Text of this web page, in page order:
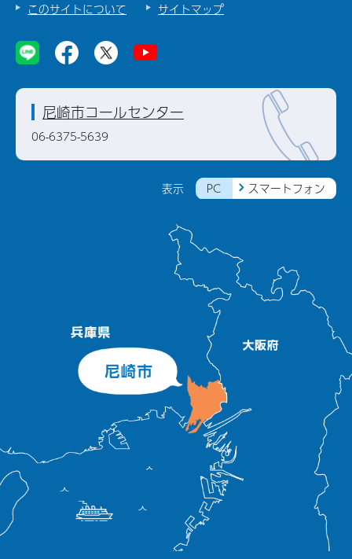
このサイトについて
サイトマップ
表示 PC スマートフォン
尼崎市コールセンター
06-6375-5639